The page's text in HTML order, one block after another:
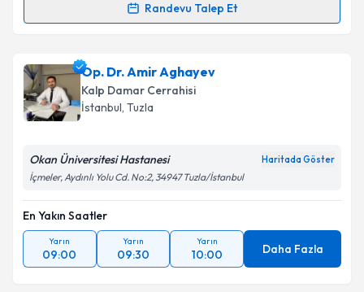
Kişisel verilerimin işlenmesine ilişkinAydınlatma
kapsamda işlenmesini kabul ediyorum.
Takvim Talebini Gönder
Randevu Talep Et
Randevu Takvimi Talebi
Op. Dr. Mehmet Şengöriçin randevu takvimi talebi
oluşturun. Size bu uzmandan randevu almanız için bir
takvim hazırlandığında e-posta ile bilgilendireceğiz.
Kişisel verilerimin işlenmesine ilişkin
Metni'ni okudum ve kişisel verilerimin belirtilen
kapsamda işlenmesini kabul ediyorum.
Op. Dr. Amir Aghayev
Kalp Damar Cerrahisi
İstanbul, Tuzla
Okan Üniversitesi Hastanesi Haritada Göster
İçmeler, Aydınlı Yolu Cd. No:2, 34947 Tuzla/İstanbul
En Yakın Saatler
Yarın
09:00
Yarın
09:30
Yarın
10:00 Daha Fazla